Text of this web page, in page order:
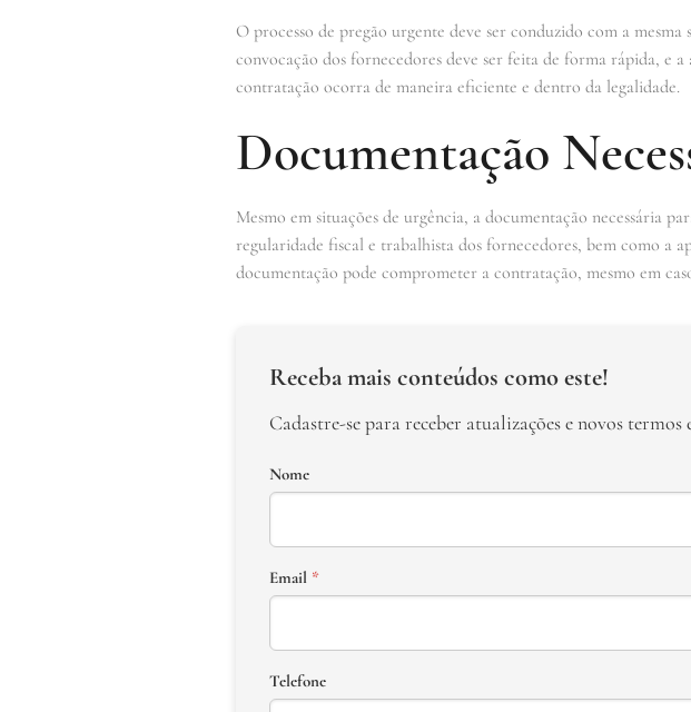
O processo de pregão urgente deve ser conduzido com a
convocação dos fornecedores deve ser feita de forma rápida, e
contratação ocorra de maneira eficiente e dentro da legalidade.
Documentação
Mesmo em situações de urgência, a documentação necessária
regularidade fiscal e trabalhista dos fornecedores, bem como a
documentação pode comprometer a contratação, mesmo em
Receba mais conteúdos como este!
Cadastre-se para receber atualizações e novos
Nome
Email *
Telefone